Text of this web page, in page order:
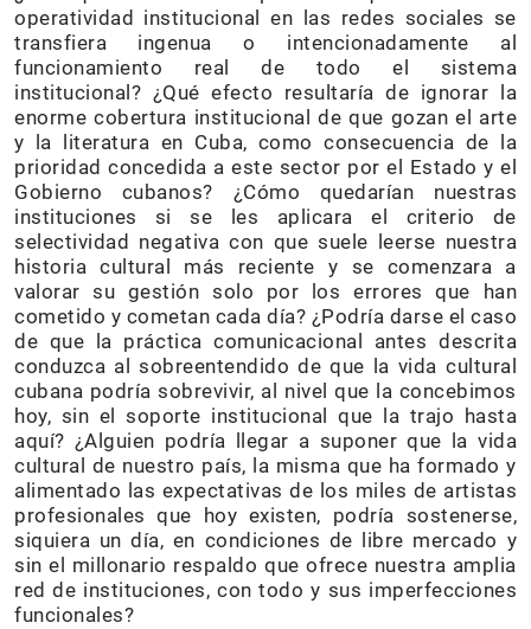
operatividad institucional en las redes sociales se
transfiera ingenua o intencionadamente al
funcionamiento real de todo el sistema
institucional? ¿Qué efecto resultaría de ignorar la
enorme cobertura institucional de que gozan el arte
y la literatura en Cuba, como consecuencia de la
prioridad concedida a este sector por el Estado y el
Gobierno cubanos? ¿Cómo quedarían nuestras
instituciones si se les aplicara el criterio de
selectividad negativa con que suele leerse nuestra
historia cultural más reciente y se comenzara a
valorar su gestión solo por los errores que han
cometido y cometan cada día? ¿Podría darse el caso
de que la práctica comunicacional antes descrita
conduzca al sobreentendido de que la vida cultural
cubana podría sobrevivir, al nivel que la concebimos
hoy, sin el soporte institucional que la trajo hasta
aquí? ¿Alguien podría llegar a suponer que la vida
cultural de nuestro país, la misma que ha formado y
alimentado las expectativas de los miles de artistas
profesionales que hoy existen, podría sostenerse,
siquiera un día, en condiciones de libre mercado y
sin el millonario respaldo que ofrece nuestra amplia
red de instituciones, con todo y sus imperfecciones
funcionales?